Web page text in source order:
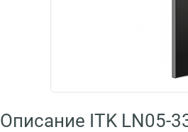
Описание ITK LN05-